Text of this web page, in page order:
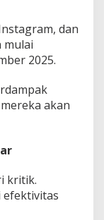
dan
mulai
2025.
akan
kritik.
efektivitas